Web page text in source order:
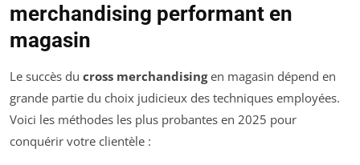
merchandising performant en
magasin
Le succès du cross merchandisingen magasin dépend en
grande partie du choix judicieux des techniques employées.
Voici les méthodes les plus probantes en 2025 pour
conquérir votre clientèle :